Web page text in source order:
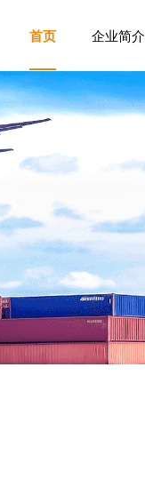
首页 企业简介